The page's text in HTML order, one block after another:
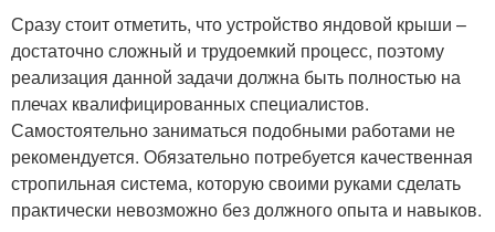
Сразу стоит отметить, что устройство яндовой крыши –
достаточно сложный и трудоемкий процесс, поэтому
реализация данной задачи должна быть полностью на
плечах квалифицированных специалистов.
Самостоятельно заниматься подобными работами не
рекомендуется. Обязательно потребуется качественная
стропильная система, которую своими руками сделать
практически невозможно без должного опыта и навыков.